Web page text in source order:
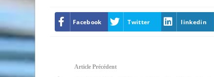
Facebook Twitter linkedin
Article Précédent